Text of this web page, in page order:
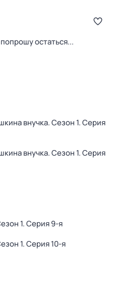
остаться...
внучка. Сезон 1. Серия
внучка. Сезон 1. Серия
1. Серия 9-я
1. Серия 10-я